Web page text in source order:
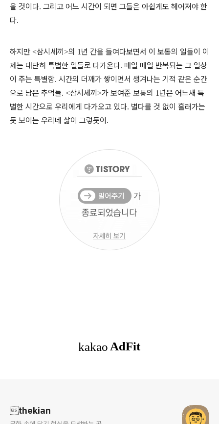
올 것이다. 그리고 어느 시간이 되면 그들은 아쉽게도 헤어져야 한
다.
하지만 <삼시세끼 >의 1 년 간을 들여다보면서 이 보통의 일들이 이
제는 대단히 특별한 일들로 다가온다. 매일 매일 반복되는 그 일상
이 주는 특별함. 시간의 더깨가 쌓이면서 생겨나는 기적 같은 순간
으로 남은 추억들. <삼시세끼 >가 보여준 보통의 1 년은 어느새 특
별한 시간으로 우리에게 다가오고 있다. 별다를 것 없이 흘러가는
듯 보이는 우리네 삶이 그렇듯이 .
thekian